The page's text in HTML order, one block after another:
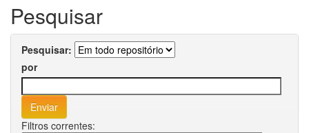
Pesquisar
Pesquisar:
por
Filtros correntes: